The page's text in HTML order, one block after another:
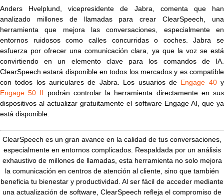
Anders Hvelplund, vicepresidente de Jabra, comenta que han
analizado millones de llamadas para crear ClearSpeech, una
herramienta que mejora las conversaciones, especialmente en
entornos ruidosos como calles concurridas o coches. Jabra se
esfuerza por ofrecer una comunicación clara, ya que la voz se está
convirtiendo en un elemento clave para los comandos de IA.
ClearSpeech estará disponible en todos los mercados y es compatible
con todos los auriculares de Jabra. Los usuarios de Engage 40y
Engage 50 II podrán controlar la herramienta directamente en sus
dispositivos al actualizar gratuitamente el software Engage AI, que ya
está disponible.
ClearSpeech es un gran avance en la calidad de tus conversaciones,
especialmente en entornos complicados. Respaldada por un análisis
exhaustivo de millones de llamadas, esta herramienta no solo mejora
la comunicación en centros de atención al cliente, sino que también
beneficia tu bienestar y productividad. Al ser fácil de acceder mediante
una actualización de software, ClearSpeech refleja el compromiso de